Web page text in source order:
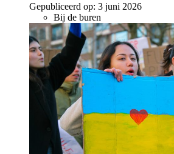
Gepubliceerd op: 3 juni 2026
Bij de buren